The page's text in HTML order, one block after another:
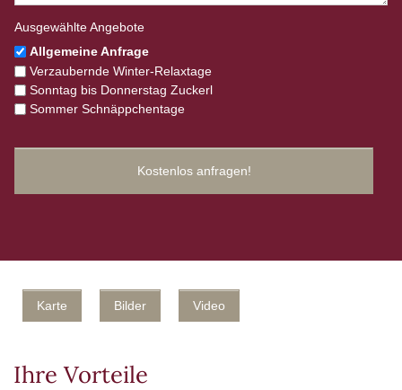
Ausgewählte Angebote
Allgemeine Anfrage
Verzaubernde Winter-Relaxtage
Sonntag bis Donnerstag Zuckerl
Sommer Schnäppchentage
Karte Bilder Video
Ihre Vorteile